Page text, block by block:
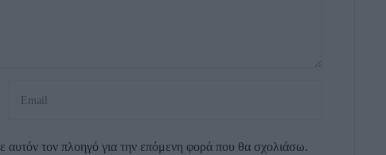
τον πλοηγό για την επόμενη φορά που θα σχολιάσω.